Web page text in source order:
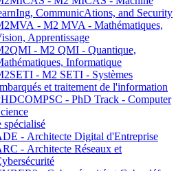
CommunicAtions, and Security
- M2 MVA - Mathématiques,
Apprentissage
- M2 QMI - Quantique,
Informatique
- M2 SETI - Systèmes
et traitement de l'information
- PhD Track - Computer
spécialisé
- Architecte Digital d'Entreprise
- Architecte Réseaux et